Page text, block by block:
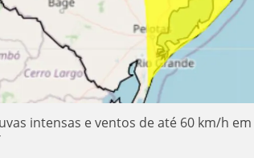
intensas e ventos de até 60 km/h